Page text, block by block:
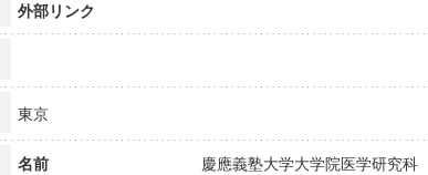
外部リンク
東京
名前
慶應義塾大学大学院医学研究科